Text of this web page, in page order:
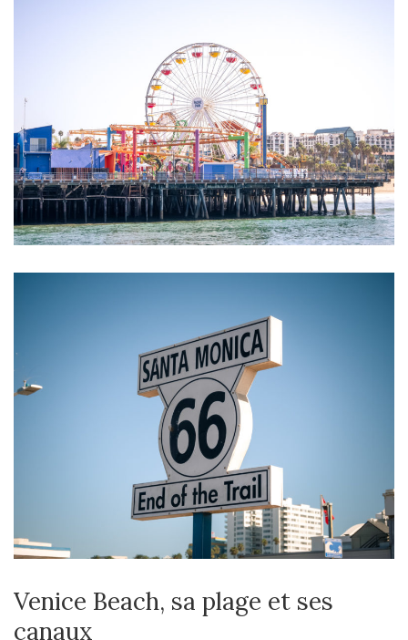
Venice Beach, sa plage et ses
canaux